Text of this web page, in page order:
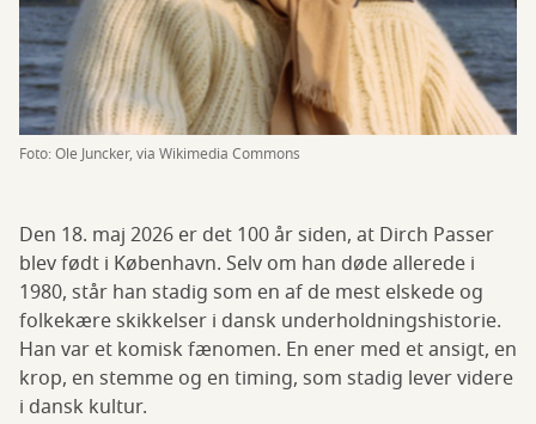
Foto: Ole Juncker, via Wikimedia Commons
Den 18. maj 2026 er det 100 år siden, at Dirch Passer
blev født i København. Selv om han døde allerede i
1980, står han stadig som en af de mest elskede og
folkekære skikkelser i dansk underholdningshistorie.
Han var et komisk fænomen. En ener med et ansigt, en
krop, en stemme og en timing, som stadig lever videre
i dansk kultur.